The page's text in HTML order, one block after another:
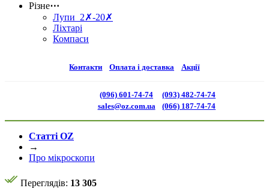
Різне⋯
Лупи 2✗-20✗
Ліхтарі
Компаси
Контакти Оплата і доставка Акції
(096) 601-74-74
sales@oz.com.ua
(093) 482-74-74
(066) 187-74-74
Статті OZ
→
Про мікроскопи
Переглядів: 13 305